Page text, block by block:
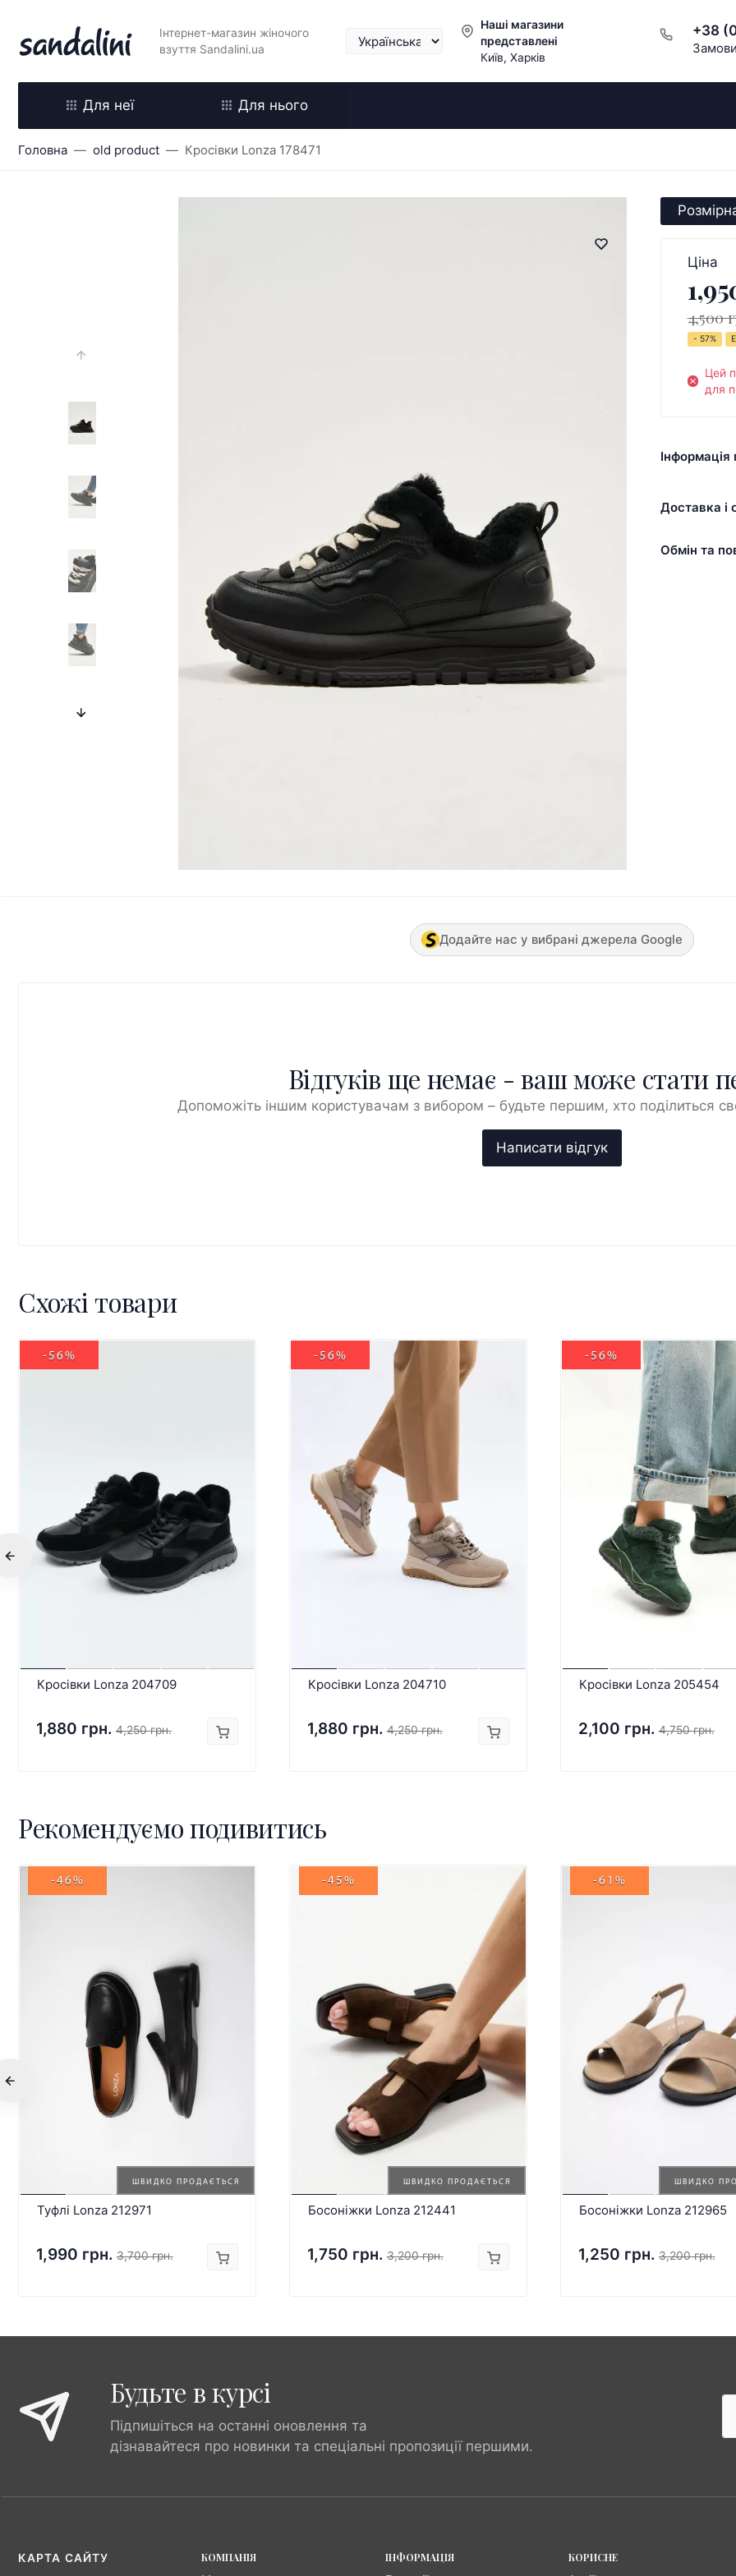
Інтернет-магазин жіночого
взуття Sandalini.ua
Наші магазини
представлені
Київ, Харків
+38
Для неї Для нього
Головна old product Кросівки Lonza 178471
Ціна
4,500
- 57%
Цей
для
Інформація
Доставка і
Обмін та
Додайте нас у вибрані джерела Google
Відгуків ще немає - ваш може стати
Допоможіть іншим користувачам з вибором – будьте першим, хто поділиться
Схожі товари
-56%
Кросівки Lonza 204709
1,880 грн. 4,250 грн.
-56%
Кросівки Lonza 204710
1,880 грн. 4,250 грн.
-56%
Кросівки Lonza 205454
2,100 грн. 4,750 грн.
Рекомендуємо подивитись
ШВИДКО ПРОДАЄТЬСЯ
-46%
Туфлі Lonza 212971
1,990 грн. 3,700 грн.
ШВИДКО ПРОДАЄТЬСЯ
-45%
Босоніжки Lonza 212441
1,750 грн. 3,200 грн.
ШВИДКО
-61%
Босоніжки Lonza 212965
1,250 грн. 3,200 грн.
Будьте в курсі
Підпишіться на останні оновлення та
дізнавайтеся про новинки та спеціальні пропозиції першими.
КАРТА САЙТУ
КОМПАНІЯ
ІНФОРМАЦІЯ
КОРИСНЕ